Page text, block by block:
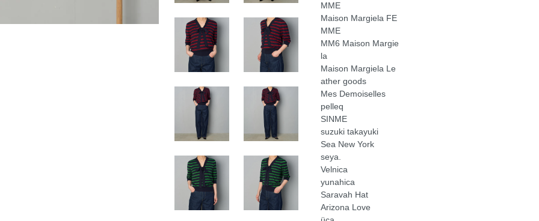
MME
Maison Margiela FE
MME
MM6 Maison Margie
la
Maison Margiela Le
ather goods
Mes Demoiselles
pelleq
SINME
suzuki takayuki
Sea New York
seya.
Velnica
yunahica
Saravah Hat
Arizona Love